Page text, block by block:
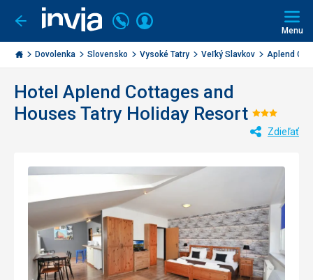
Ísť
späť
Invia.sk
Volajte
+421
2
3221
Prihlásiť
Menu
Dovolenka Slovensko Vysoké Tatry Veľký Slavkov Aplend
Hotel Aplend Cottages and
Houses Tatry Holiday Resort
3/5Zdieľať